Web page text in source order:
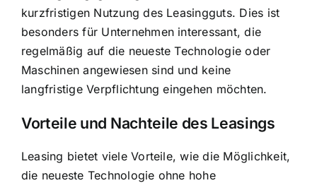
kurzfristigen Nutzung des Leasingguts. Dies ist
besonders für Unternehmen interessant, die
regelmäßig auf die neueste Technologie oder
Maschinen angewiesen sind und keine
langfristige Verpflichtung eingehen möchten.
Vorteile und Nachteile des Leasings
Leasing bietet viele Vorteile, wie die Möglichkeit,
die neueste Technologie ohne hohe